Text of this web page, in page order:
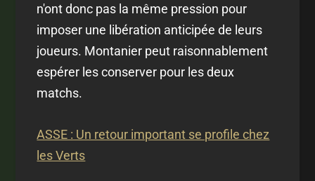
n'ont donc pas la même pression pour
imposer une libération anticipée de leurs
joueurs. Montanier peut raisonnablement
espérer les conserver pour les deux
matchs.
ASSE : Un retour important se profile chez
les Verts